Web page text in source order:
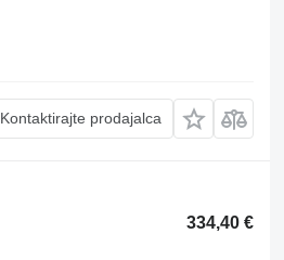
Kontaktirajte prodajalca
334,40 €